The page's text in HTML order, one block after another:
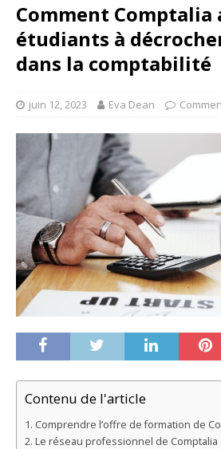
Comment Comptalia
étudiants à
dans la comptabilité
juin 12, 2023 Eva Dean
Contenu de l'article
Comprendre l’offre de formation de
Le réseau professionnel de Comptalia